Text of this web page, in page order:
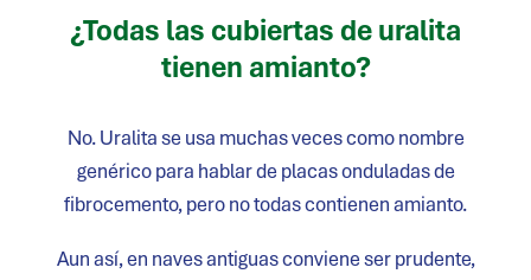
¿Todas las cubiertas de uralita
tienen amianto?
No. Uralita se usa muchas veces como nombre
genérico para hablar de placas onduladas de
fibrocemento, pero no todas contienen amianto.
Aun así, en naves antiguas conviene ser prudente,